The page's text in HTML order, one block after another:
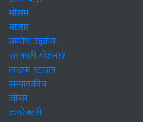
मौसम
बाजार
ग्रामीण उद्द्योग
सरकारी योजनाएं
लाइफ स्टाइल
सम्पादकीय
जॉब्स
डायरेक्टरी